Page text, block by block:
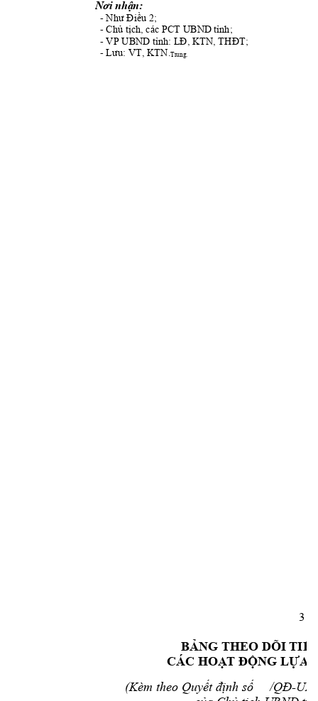
Nơi nhận:
- Như Điều 2;
- Chủ tịch, các PCT UBND tỉnh;
- VP UBND tỉnh: LĐ, KTN, THĐT;
- Lưu: VT, KTN.Trung.
3
BẢNG THEO DÕI
CÁC HOẠT ĐỘNG LỰA
(Kèm theo Quyết định số     /QĐ-